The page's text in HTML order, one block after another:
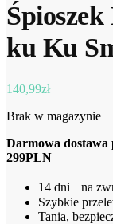
ku Ku
140,99zł
Brak w magazynie
Darmowa dostawa
299PLN
14 dni na
Szybkie
Tania,